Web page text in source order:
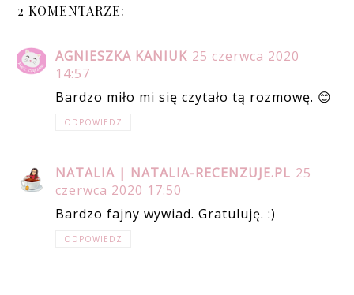
2 KOMENTARZE:
AGNIESZKA KANIUK 25 czerwca 2020
14:57
Bardzo miło mi się czytało tą rozmowę. 😊
ODPOWIEDZ
NATALIA | NATALIA-RECENZUJE.PL 25
czerwca 2020 17:50
Bardzo fajny wywiad. Gratuluję. :)
ODPOWIEDZ